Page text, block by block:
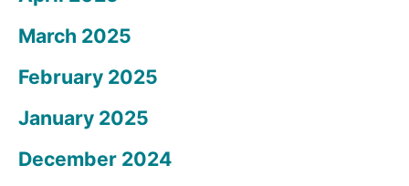
March 2025
February 2025
January 2025
December 2024